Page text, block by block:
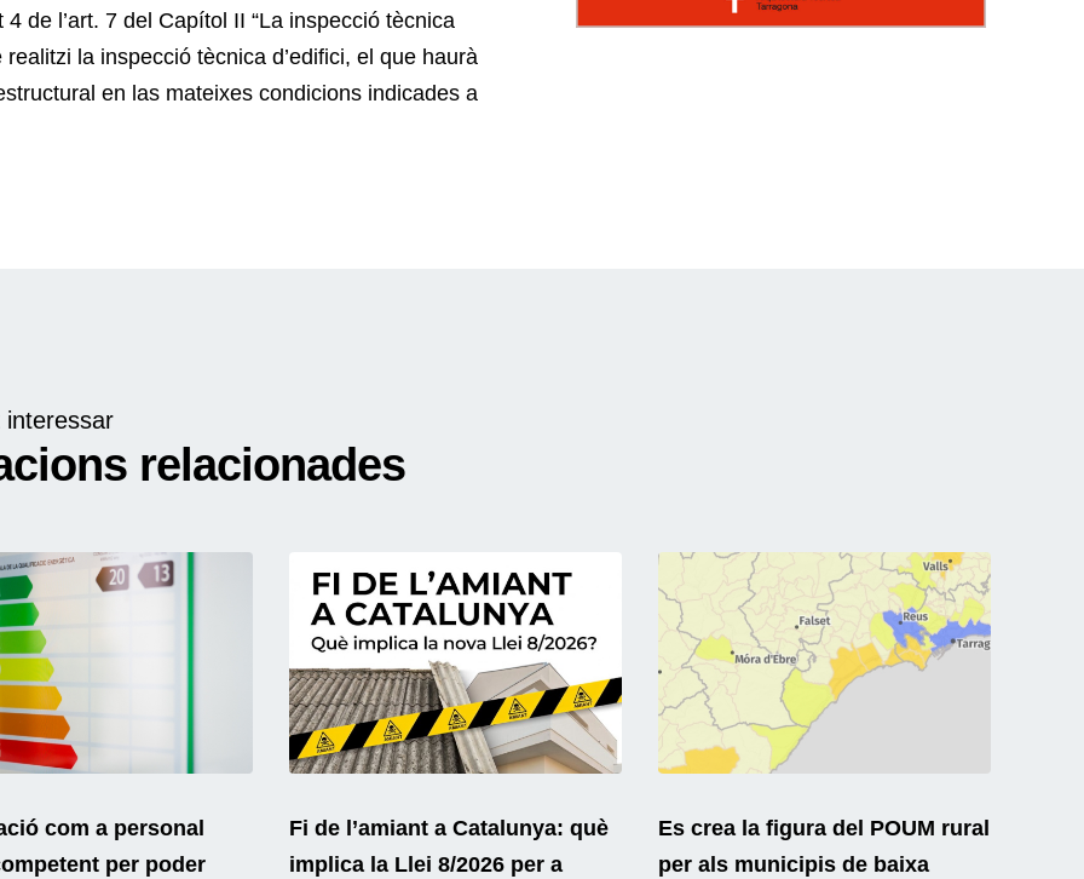
de l’art. 7 del Capítol II “La inspecció tècnica
la inspecció tècnica d’edifici, el que haurà
en las mateixes condicions indicades a
interessar
relacionades
com a personal
per poder
Fi de l’amiant a Catalunya: què
implica la Llei 8/2026 per a
Es crea la figura del POUM rural
per als municipis de baixa